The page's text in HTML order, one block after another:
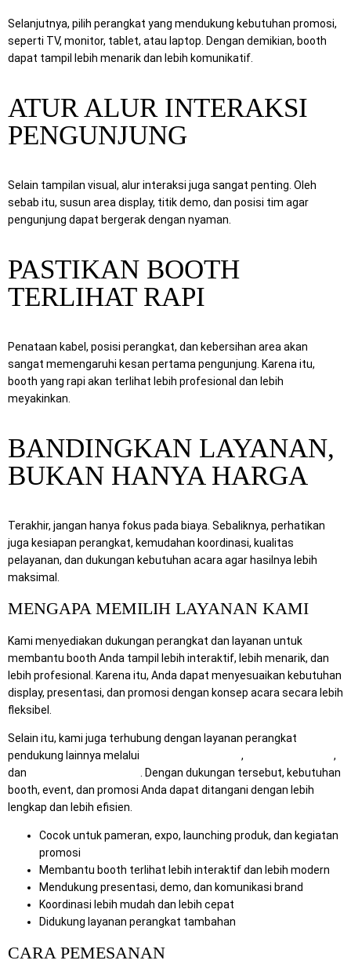
Selanjutnya, pilih perangkat yang mendukung kebutuhan promosi,
seperti TV, monitor, tablet, atau laptop. Dengan demikian, booth
dapat tampil lebih menarik dan lebih komunikatif.
ATUR ALUR INTERAKSI
PENGUNJUNG
Selain tampilan visual, alur interaksi juga sangat penting. Oleh
sebab itu, susun area display, titik demo, dan posisi tim agar
pengunjung dapat bergerak dengan nyaman.
PASTIKAN BOOTH
TERLIHAT RAPI
Penataan kabel, posisi perangkat, dan kebersihan area akan
sangat memengaruhi kesan pertama pengunjung. Karena itu,
booth yang rapi akan terlihat lebih profesional dan lebih
meyakinkan.
BANDINGKAN LAYANAN,
BUKAN HANYA HARGA
Terakhir, jangan hanya fokus pada biaya. Sebaliknya, perhatikan
juga kesiapan perangkat, kemudahan koordinasi, kualitas
pelayanan, dan dukungan kebutuhan acara agar hasilnya lebih
maksimal.
MENGAPA MEMILIH LAYANAN KAMI
Kami menyediakan dukungan perangkat dan layanan untuk
membantu booth Anda tampil lebih interaktif, lebih menarik, dan
lebih profesional. Karena itu, Anda dapat menyesuaikan kebutuhan
display, presentasi, dan promosi dengan konsep acara secara lebih
fleksibel.
Selain itu, kami juga terhubung dengan layanan perangkat
pendukung lainnya melalui
,
,
dan
. Dengan dukungan tersebut, kebutuhan
booth, event, dan promosi Anda dapat ditangani dengan lebih
lengkap dan lebih efisien.
Cocok untuk pameran, expo, launching produk, dan kegiatan
promosi
Membantu booth terlihat lebih interaktif dan lebih modern
Mendukung presentasi, demo, dan komunikasi brand
Koordinasi lebih mudah dan lebih cepat
Didukung layanan perangkat tambahan
CARA PEMESANAN